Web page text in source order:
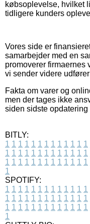
købsoplevelse, hvilket
tidligere kunders
Vores side er
samarbejder med en
promoverer firmaernes
vi sender videre
Fakta om varer og
men der tages ikke
siden sidste
BITLY:
1 1 1 1 1 1 1 1 1 1 1 1 1
1 1 1 1 1 1 1 1 1 1 1 1 1
1 1 1 1 1 1 1 1 1 1 1 1 1
1
SPOTIFY:
1 1 1 1 1 1 1 1 1 1 1 1 1
1 1 1 1 1 1 1 1 1 1 1 1 1
1 1 1 1 1 1 1 1 1 1 1 1 1
1